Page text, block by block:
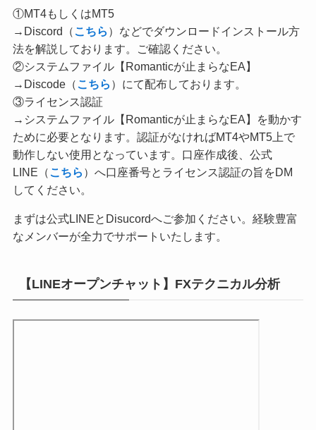
①MT4もしくはMT5
→Discord（ こちら ）などでダウンロードインストール方
法を解説しております。ご確認ください。
②システムファイル【Romanticが止まらなEA】
→Discode（ こちら ）にて配布しております。
③ライセンス認証
→システムファイル【Romanticが止まらなEA】を動かす
ために必要となります。認証がなければMT4やMT5上で
動作しない使用となっています。口座作成後、公式
LINE（ こちら ）へ口座番号とライセンス認証の旨をDM
してください。
まずは公式LINEとDisucordへご参加ください。経験豊富
なメンバーが全力でサポートいたします。
【LINEオープンチャット】FXテクニカル分析